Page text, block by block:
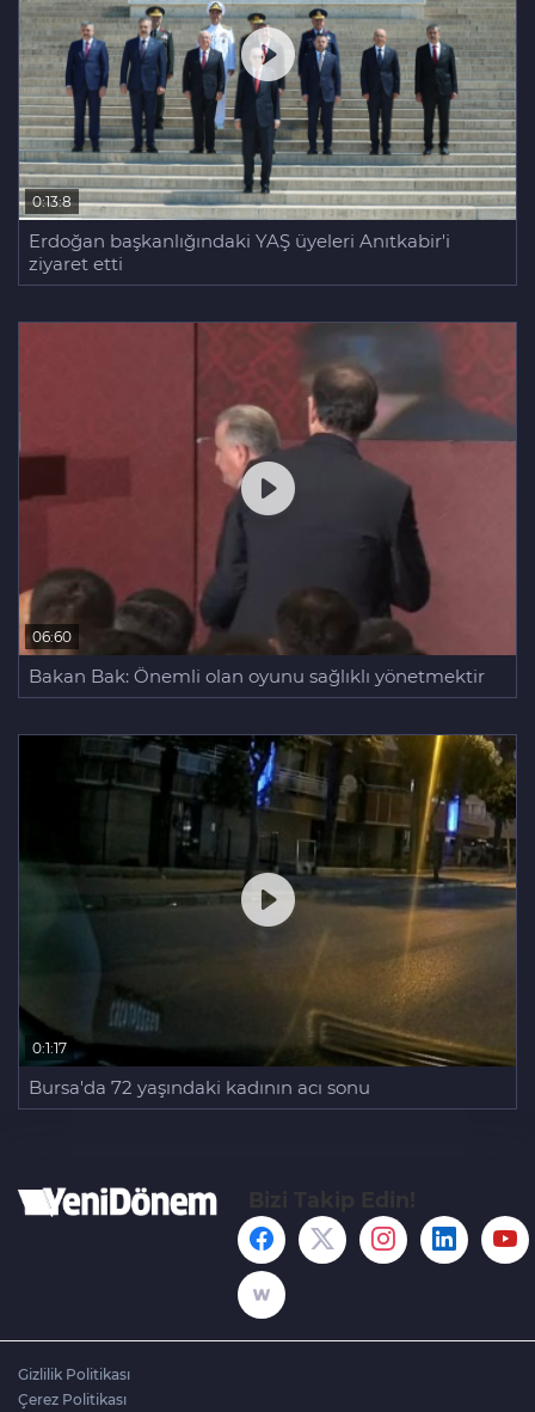
0:13:8
Erdoğan başkanlığındaki YAŞ üyeleri Anıtkabir'i
ziyaret etti
06:60
Bakan Bak: Önemli olan oyunu sağlıklı yönetmektir
0:1:17
Bursa'da 72 yaşındaki kadının acı sonu
Gizlilik Politikası
Çerez Politikası